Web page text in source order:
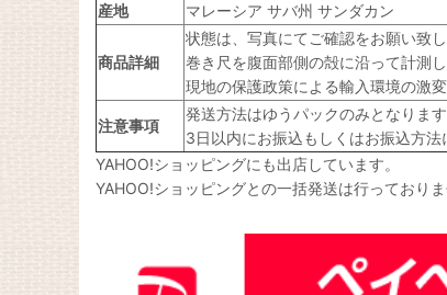
産地
マレーシア サバ州 サンダカン
商品詳細
状態は、写真にてご確認をお願い致し
巻き尺を腹面部側の殻に沿って計測
現地の保護政策による輸入環境の激
注意事項
発送方法はゆうパックのみとなります
3日以内にお振込もしくはお振込方法
YAHOO!ショッピングにも出店しています。
YAHOO!ショッピングとの一括発送は行っておりま